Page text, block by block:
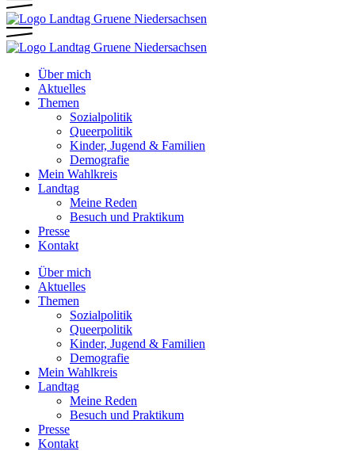
Über mich
Aktuelles
Themen
Sozialpolitik
Queerpolitik
Kinder, Jugend & Familien
Demografie
Mein Wahlkreis
Landtag
Meine Reden
Besuch und Praktikum
Presse
Kontakt
Über mich
Aktuelles
Themen
Sozialpolitik
Queerpolitik
Kinder, Jugend & Familien
Demografie
Mein Wahlkreis
Landtag
Meine Reden
Besuch und Praktikum
Presse
Kontakt